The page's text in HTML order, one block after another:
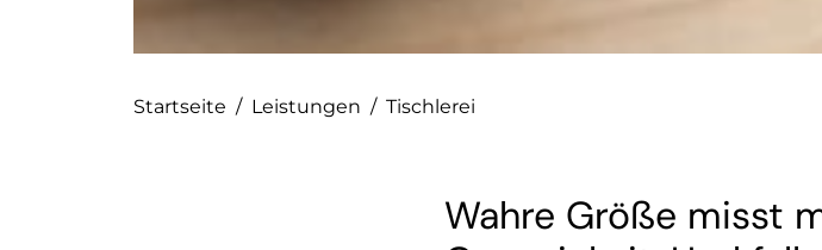
Startseite / Leistungen / Tischlerei
Wahre Größe misst